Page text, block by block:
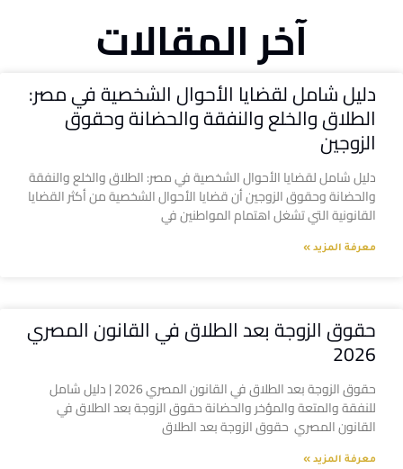
آخر المقالات
دليل شامل لقضايا الأحوال الشخصية في مصر:
الطلاق والخلع والنفقة والحضانة وحقوق
الزوجين
دليل شامل لقضايا الأحوال الشخصية في مصر: الطلاق والخلع والنفقة
والحضانة وحقوق الزوجين أن قضايا الأحوال الشخصية من أكثر القضايا
القانونية التي تشغل اهتمام المواطنين في
معرفة المزيد »
حقوق الزوجة بعد الطلاق في القانون المصري
2026
حقوق الزوجة بعد الطلاق في القانون المصري 2026 | دليل شامل
للنفقة والمتعة والمؤخر والحضانة حقوق الزوجة بعد الطلاق في
القانون المصري حقوق الزوجة بعد الطلاق
معرفة المزيد »